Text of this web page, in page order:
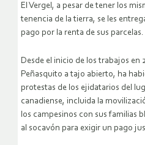
El Vergel, a pesar de tener los
tenencia de la tierra, se les
pago por la renta de sus parcelas.
Desde el inicio de los trabajos en
Peñasquito a tajo abierto, ha
protestas de los ejidatarios del
canadiense, incluida la
los campesinos con sus familias
al socavón para exigir un pago